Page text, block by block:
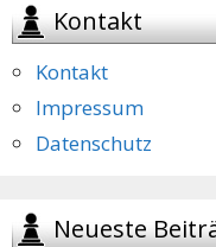
Kontakt
Kontakt
Impressum
Datenschutz
Neueste